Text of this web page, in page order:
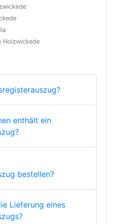
Holzwickede
enthält ein
bestellen?
Lieferung eines